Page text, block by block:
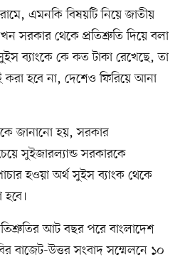
এমনকি বিষয়টি নিয়ে জাতীয়
থেকে প্রতিশ্রুতি দিয়ে বলা
ব্যাংকে কে কত টাকা রেখেছে, তা
হবে না, দেশেও ফিরিয়ে আনা
জানানো হয়, সরকার
সুইজারল্যান্ড সরকারকে
হওয়া অর্থ সুইস ব্যাংক থেকে
আট বছর পরে বাংলাদেশ
বাজেট-উত্তর সংবাদ সম্মেলনে ১০